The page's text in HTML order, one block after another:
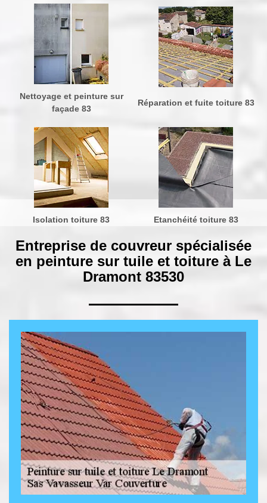
Nettoyage et peinture sur
façade 83
Réparation et fuite toiture 83
Isolation toiture 83 Etanchéité toiture 83
Entreprise de couvreur spécialisée
en peinture sur tuile et toiture à Le
Dramont 83530